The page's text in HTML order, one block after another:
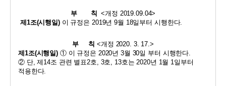
부       칙 <개정 2019.09.04>
제 1조(시행일) 이 규정은 2019년 9월 18일부터 시행한다.
부     칙 <개정 2020. 3. 17.>
제 1조(시행일) ① 이 규정은 2020년 3월 30일 부터 시행한다.
② 단, 제 14조 관련 별표2호, 3호, 13호는 2020년 1월 1일부터
적용한다.